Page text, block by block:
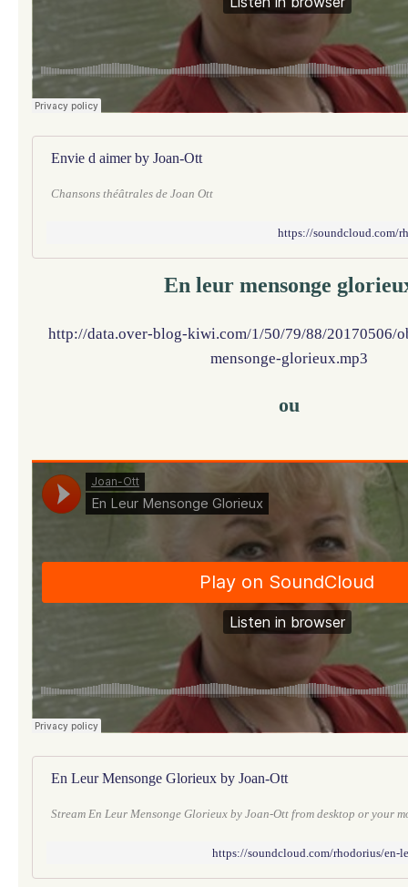
Envie d aimer by Joan-Ott
Chansons théâtrales de Joan Ott
https://soundcloud.com/
En leur mensonge
http://data.over-blog-kiwi.com/1/50/79/88/20170506/
mensonge-glorieux.mp3
ou
En Leur Mensonge Glorieux by Joan-Ott
Stream En Leur Mensonge Glorieux by Joan-Ott from desktop or your
https://soundcloud.com/rhodorius/en-